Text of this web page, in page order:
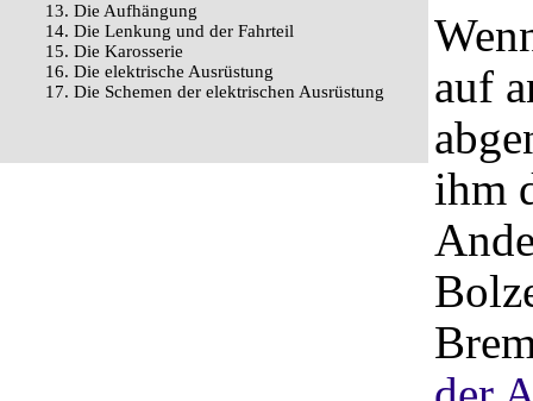
13. Die Aufhängung
14. Die Lenkung und der Fahrteil
15. Die Karosserie
16. Die elektrische Ausrüstung
17. Die Schemen der elektrischen Ausrüstung
auf
ihm